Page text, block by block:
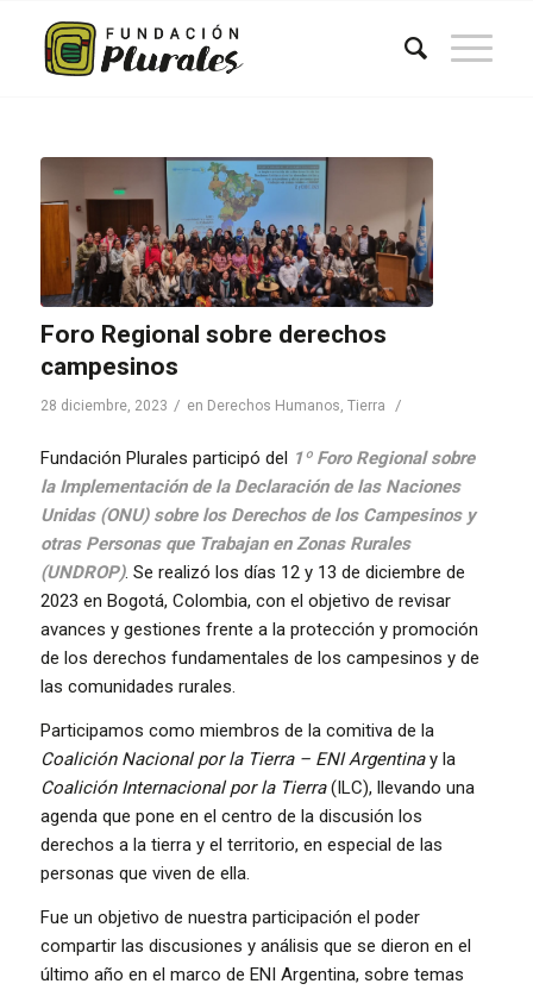
Foro Regional sobre derechos
campesinos
28 diciembre, 2023 / en Derechos Humanos Tierra /
Fundación Plurales participó del
1º Foro Regional sobre
la Implementación de la Declaración de las Naciones
Unidas (ONU) sobre los Derechos de los Campesinos y
otras Personas que Trabajan en Zonas Rurales
(UNDROP). Se realizó los días 12 y 13 de diciembre de
2023 en Bogotá, Colombia, con el objetivo de revisar
avances y gestiones frente a la protección y promoción
de los derechos fundamentales de los campesinos y de
las comunidades rurales.
Participamos como miembros de la comitiva de la
Coalición Nacional por la Tierra – ENI Argentinay la
Coalición Internacional por la Tierra(ILC), llevando una
agenda que pone en el centro de la discusión los
derechos a la tierra y el territorio, en especial de las
personas que viven de ella.
Fue un objetivo de nuestra participación el poder
compartir las discusiones y análisis que se dieron en el
último año en el marco de ENI Argentina, sobre temas